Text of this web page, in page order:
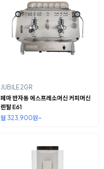
JUBILE 2GR
페마 반자동 에스프레소머신 커피머신
렌탈 E61
월 323,900원~